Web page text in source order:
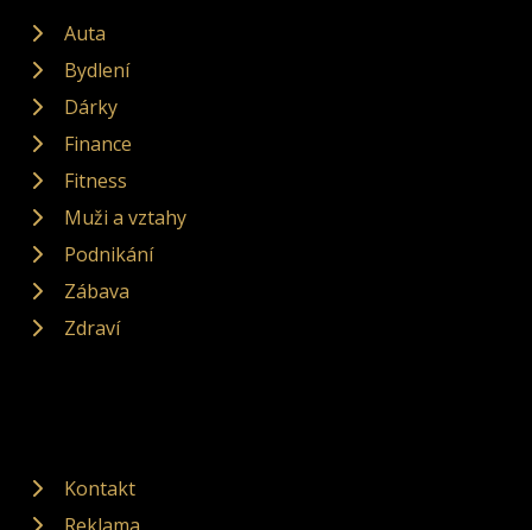
Auta
Bydlení
Dárky
Finance
Fitness
Muži a vztahy
Podnikání
Zábava
Zdraví
Kontakt